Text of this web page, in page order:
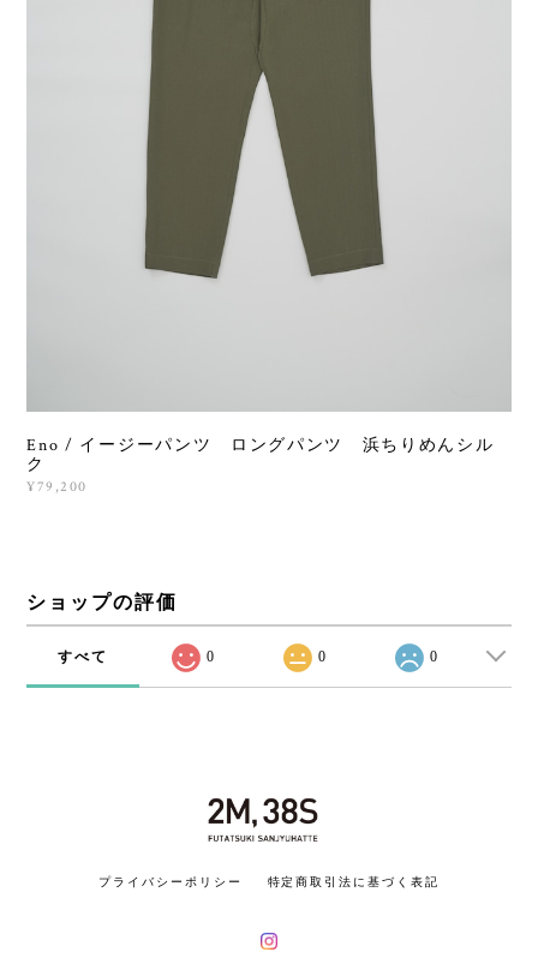
Eno / イージーパンツ ロングパンツ 浜ちりめんシル
ク
¥79,200
ショップの評価
すべて 0 0 0
プライバシーポリシー 特定商取引法に基づく表記